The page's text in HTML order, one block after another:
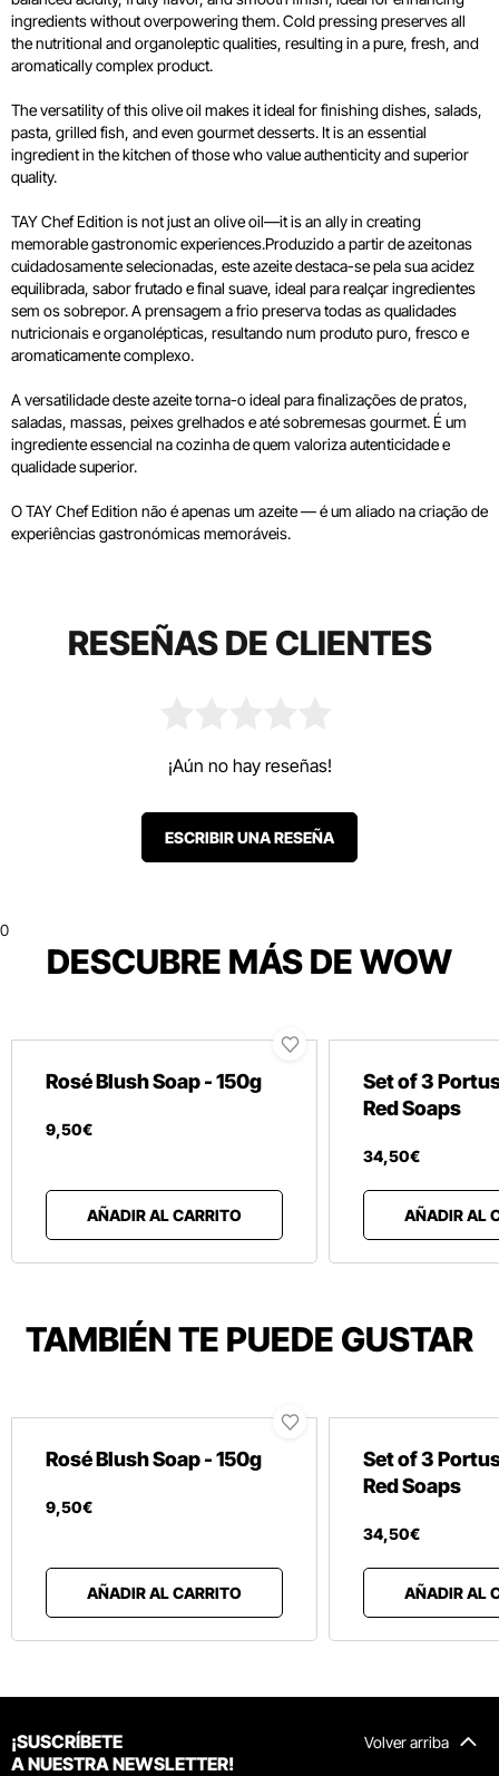
ingredients without overpowering them. Cold pressing preserves all
the nutritional and organoleptic qualities, resulting in a pure, fresh, and
aromatically complex product.
The versatility of this olive oil makes it ideal for finishing dishes, salads,
pasta, grilled fish, and even gourmet desserts. It is an essential
ingredient in the kitchen of those who value authenticity and superior
quality.
TAY Chef Edition is not just an olive oil—it is an ally in creating
memorable gastronomic experiences.Produzido a partir de azeitonas
cuidadosamente selecionadas, este azeite destaca-se pela sua acidez
equilibrada, sabor frutado e final suave, ideal para realçar ingredientes
sem os sobrepor. A prensagem a frio preserva todas as qualidades
nutricionais e organolépticas, resultando num produto puro, fresco e
aromaticamente complexo.
A versatilidade deste azeite torna-o ideal para finalizações de pratos,
saladas, massas, peixes grelhados e até sobremesas gourmet. É um
ingrediente essencial na cozinha de quem valoriza autenticidade e
qualidade superior.
O TAY Chef Edition não é apenas um azeite — é um aliado na criação de
experiências gastronómicas memoráveis.
RESEÑAS DE CLIENTES
¡Aún no hay reseñas!
ESCRIBIR UNA RESEÑA
0
DESCUBRE MÁS DE WOW
Rosé Blush Soap - 150g
9,50€
AÑADIR AL CARRITO
Set of 3
Red Soaps
34,50€
AÑADIR AL
TAMBIÉN TE PUEDE GUSTAR
Rosé Blush Soap - 150g
9,50€
AÑADIR AL CARRITO
Set of 3
Red Soaps
34,50€
AÑADIR AL
Volver arriba
¡SUSCRÍBETE
A NUESTRA NEWSLETTER!